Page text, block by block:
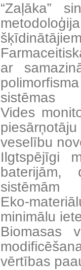
“Zaļāka”
ar
sistēmas
Vides
veselību
Ilgtspējīgi
baterijām,
sistēmām
Eko-
minimālu
Biomasas
vērtības